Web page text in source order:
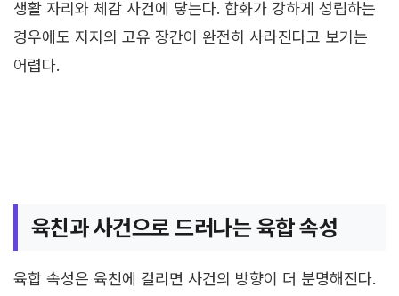
생활 자리와 체감 사건에 닿는다. 합화가 강하게 성립하는
경우에도 지지의 고유 장간이 완전히 사라진다고 보기는
어렵다.
육친과 사건으로 드러나는 육합 속성
육합 속성은 육친에 걸리면 사건의 방향이 더 분명해진다.